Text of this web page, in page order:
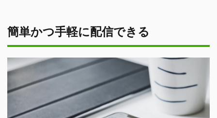
簡単かつ手軽に配信できる